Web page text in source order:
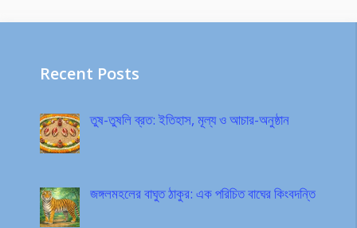
Recent Posts
তুষ-তুষলি ব্রত: ইতিহাস, মূল্য ও আচার-অনুষ্ঠান
জঙ্গলমহলের বাঘুত ঠাকুর: এক পরিচিত বাঘের কিংবদন্তি